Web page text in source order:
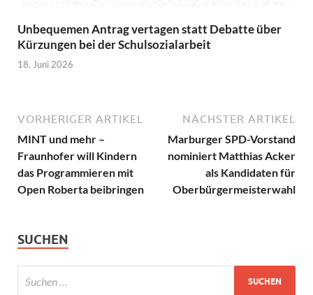
Unbequemen Antrag vertagen statt Debatte über
Kürzungen bei der Schulsozialarbeit
18. Juni 2026
VORHERIGER ARTIKEL
MINT und mehr –
Fraunhofer will Kindern
das Programmieren mit
Open Roberta beibringen
NÄCHSTER ARTIKEL
Marburger SPD-Vorstand
nominiert Matthias Acker
als Kandidaten für
Oberbürgermeisterwahl
SUCHEN